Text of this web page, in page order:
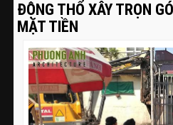
ĐỘNG THỔ XÂY TRỌN
MẶT TIỀN